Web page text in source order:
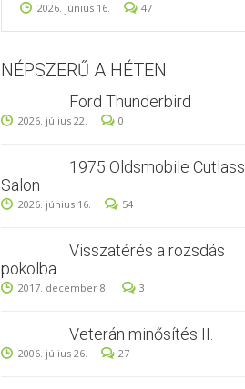
2026. június 16. 47
NÉPSZERŰ A HÉTEN
Ford Thunderbird
2026. július 22. 0
1975 Oldsmobile Cutlass
Salon
2026. június 16. 54
Visszatérés a rozsdás
pokolba
2017. december 8. 3
Veterán minősítés II.
2006. július 26. 27